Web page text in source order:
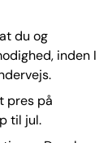
du og
inden I
pres på
til jul.